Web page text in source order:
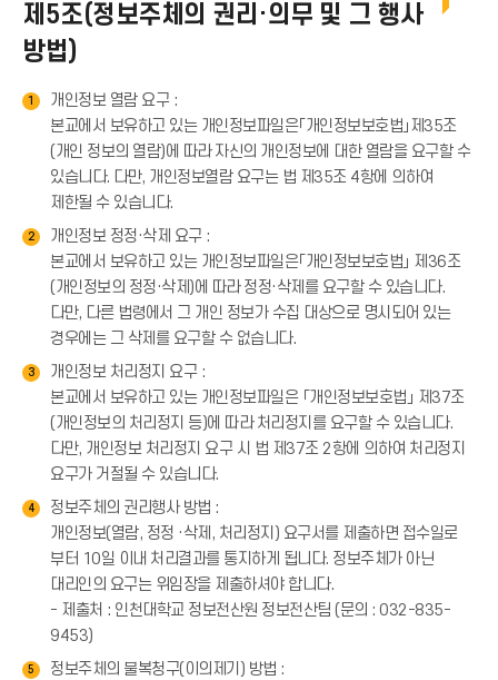
콘
로
아
콘
제5조(정보주체의 권리·의무 및 그 행사
방법)
1
개인정보 열람 요구 :
본교에서 보유하고 있는 개인정보파일은「개인정보보호법」제35조
(개인 정보의 열람)에 따라 자신의 개인정보에 대한 열람을 요구할 수
있습니다. 다만, 개인정보열람 요구는 법 제35조 4항에 의하여
제한될 수 있습니다.
2
개인정보 정정·삭제 요구 :
본교에서 보유하고 있는 개인정보파일은「개인정보보호법」 제36조
(개인정보의 정정·삭제)에 따라 정정·삭제를 요구할 수 있습니다.
다만, 다른 법령에서 그 개인 정보가 수집 대상으로 명시되어 있는
경우에는 그 삭제를 요구할 수 없습니다.
3
개인정보 처리정지 요구 :
본교에서 보유하고 있는 개인정보파일은 「개인정보보호법」 제37조
(개인정보의 처리정지 등)에 따라 처리정지를 요구할 수 있습니다.
다만, 개인정보 처리정지 요구 시 법 제37조 2항에 의하여 처리정지
요구가 거절될 수 있습니다.
4
정보주체의 권리행사 방법 :
개인정보(열람, 정정 ·삭제, 처리정지) 요구서를 제출하면 접수일로
부터 10일 이내 처리결과를 통지하게 됩니다. 정보주체가 아닌
대리인의 요구는 위임장을 제출하셔야 합니다.
- 제출처 : 인천대학교 정보전산원 정보전산팀 (문의 : 032-835-
9453)
5
정보주체의 불복청구(이의제기) 방법 :